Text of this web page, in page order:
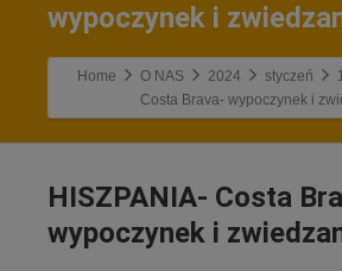
wypoczynek i
Home O NAS 2024 styczeń
Costa Brava- wypoczynek i
HISZPANIA- Costa
wypoczynek i